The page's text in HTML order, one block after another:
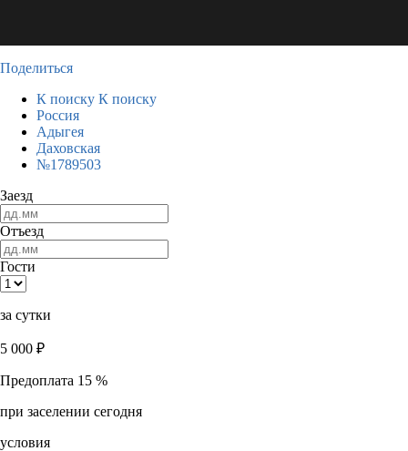
Поделиться
К поиску К поиску
Россия
Адыгея
Даховская
№1789503
Заезд
Отъезд
Гости
за сутки
5 000 ₽
Предоплата 15 %
при заселении сегодня
условия